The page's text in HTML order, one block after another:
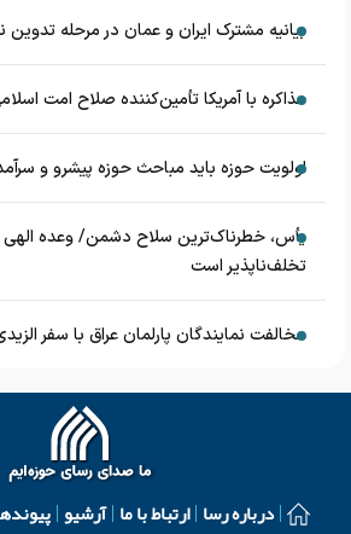
بیانیه مشترک ایران و عمان در مرحله
مذاکره با آمریکا تأمین‌کننده صلاح امت
اولویت حوزه باید مباحث حوزه پیشرو و
یأس، خطرناک‌ترین سلاح دشمن/ وعده الهی
تخلف‌ناپذیر است
مخالفت نمایندگان پارلمان عراق با سفر
درباره رسا ارتباط با ما آرشیو